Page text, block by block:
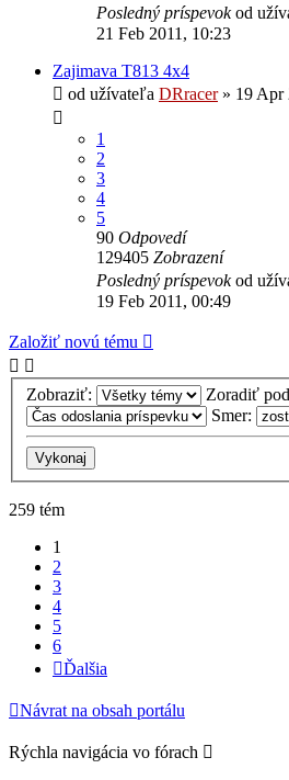
Posledný príspevokod
21 Feb 2011, 10:23
Zajimava T813 4x4
od užívateľa DRracer» 19 Apr
1
2
3
4
5
90 Odpovedí
129405 Zobrazení
Posledný príspevokod
19 Feb 2011, 00:49
Založiť novú tému
Zobraziť:
Zoradiť
Smer:
259 tém
1
2
3
4
5
6
Ďalšia
Návrat na obsah portálu
Rýchla navigácia vo fórach